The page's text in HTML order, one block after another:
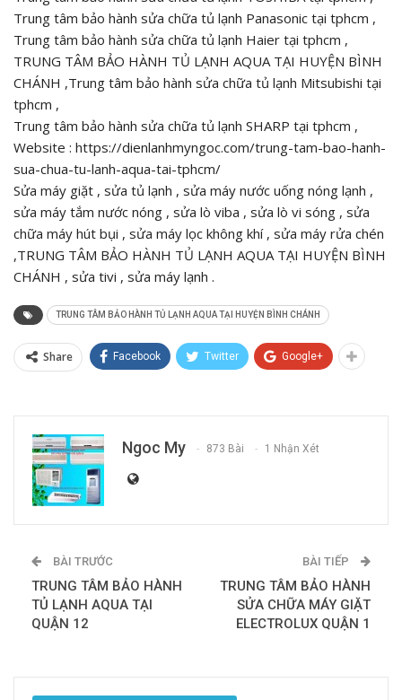
Trung tâm bảo hành sửa chữa tủ lạnh Panasonic tại tphcm ,
Trung tâm bảo hành sửa chữa tủ lạnh Haier tại tphcm ,
TRUNG TÂM BẢO HÀNH TỦ LẠNH AQUA TẠI HUYỆN BÌNH
CHÁNH ,Trung tâm bảo hành sửa chữa tủ lạnh Mitsubishi tại
tphcm ,
Trung tâm bảo hành sửa chữa tủ lạnh SHARP tại tphcm ,
Website : https://dienlanhmyngoc.com/trung-tam-bao-hanh-
sua-chua-tu-lanh-aqua-tai-tphcm/
Sửa máy giặt , sửa tủ lạnh , sửa máy nước uống nóng lạnh ,
sửa máy tắm nước nóng , sửa lò viba , sửa lò vi sóng , sửa
chữa máy hút bụi , sửa máy lọc không khí , sửa máy rửa chén
,TRUNG TÂM BẢO HÀNH TỦ LẠNH AQUA TẠI HUYỆN BÌNH
CHÁNH , sửa tivi , sửa máy lạnh .
TRUNG TÂM BẢO HÀNH TỦ LẠNH AQUA TẠI HUYỆN BÌNH CHÁNH
Share Facebook Twitter Google+
Ngoc My 873 Bài 1 Nhận Xét
BÀI TRƯỚC
TRUNG TÂM BẢO HÀNH
TỦ LẠNH AQUA TẠI
QUẬN 12
BÀI TIẾP
TRUNG TÂM BẢO HÀNH
SỬA CHỮA MÁY GIẶT
ELECTROLUX QUẬN 1